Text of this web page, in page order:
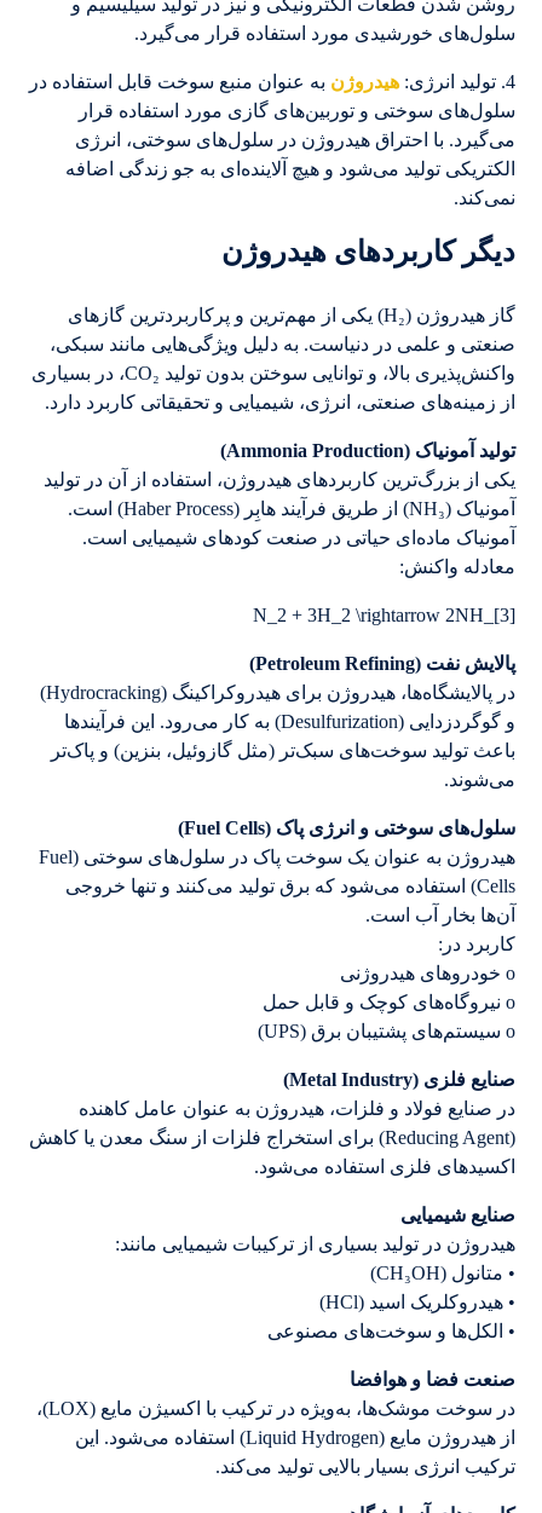
روشن شدن قطعات الکترونیکی و نیز در تولید سیلیسیم و
سلول‌های خورشیدی مورد استفاده قرار می‌گیرد.
4. تولید انرژی: هیدروژن به عنوان منبع سوخت قابل استفاده در
سلول‌های سوختی و توربین‌های گازی مورد استفاده قرار
می‌گیرد. با احتراق هیدروژن در سلول‌های سوختی، انرژی
الکتریکی تولید می‌شود و هیچ آلاینده‌ای به جو زندگی اضافه
نمی‌کند.
دیگر کاربردهای هیدروژن
گاز هیدروژن (H₂) یکی از مهم‌ترین و پرکاربردترین گازهای
صنعتی و علمی در دنیاست. به دلیل ویژگی‌هایی مانند سبکی،
واکنش‌پذیری بالا، و توانایی سوختن بدون تولید CO₂، در بسیاری
از زمینه‌های صنعتی، انرژی، شیمیایی و تحقیقاتی کاربرد دارد.
تولید آمونیاک (Ammonia Production)
یکی از بزرگ‌ترین کاربردهای هیدروژن، استفاده از آن در تولید
آمونیاک (NH₃) از طریق فرآیند هابِر (Haber Process) است.
آمونیاک ماده‌ای حیاتی در صنعت کودهای شیمیایی است.
معادله واکنش:
N_2 + 3H_2 \rightarrow 2NH_[3]
پالایش نفت (Petroleum Refining)
در پالایشگاه‌ها، هیدروژن برای هیدروکراکینگ (Hydrocracking)
و گوگردزدایی (Desulfurization) به کار می‌رود. این فرآیندها
باعث تولید سوخت‌های سبک‌تر (مثل گازوئیل، بنزین) و پاک‌تر
می‌شوند.
سلول‌های سوختی و انرژی پاک (Fuel Cells)
هیدروژن به عنوان یک سوخت پاک در سلول‌های سوختی (Fuel
Cells) استفاده می‌شود که برق تولید می‌کنند و تنها خروجی
آن‌ها بخار آب است.
کاربرد در:
o خودروهای هیدروژنی
o نیروگاه‌های کوچک و قابل حمل
o سیستم‌های پشتیبان برق (UPS)
صنایع فلزی (Metal Industry)
در صنایع فولاد و فلزات، هیدروژن به عنوان عامل کاهنده
(Reducing Agent) برای استخراج فلزات از سنگ معدن یا کاهش
اکسیدهای فلزی استفاده می‌شود.
صنایع شیمیایی
هیدروژن در تولید بسیاری از ترکیبات شیمیایی مانند:
• متانول (CH₃OH)
• هیدروکلریک اسید (HCl)
• الکل‌ها و سوخت‌های مصنوعی
صنعت فضا و هوافضا
در سوخت موشک‌ها، به‌ویژه در ترکیب با اکسیژن مایع (LOX)،
از هیدروژن مایع (Liquid Hydrogen) استفاده می‌شود. این
ترکیب انرژی بسیار بالایی تولید می‌کند.